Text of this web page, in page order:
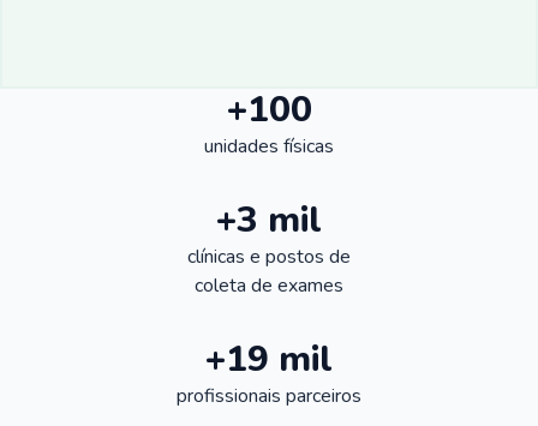
+100
unidades físicas
+3 mil
clínicas e postos de
coleta de exames
+19 mil
profissionais parceiros